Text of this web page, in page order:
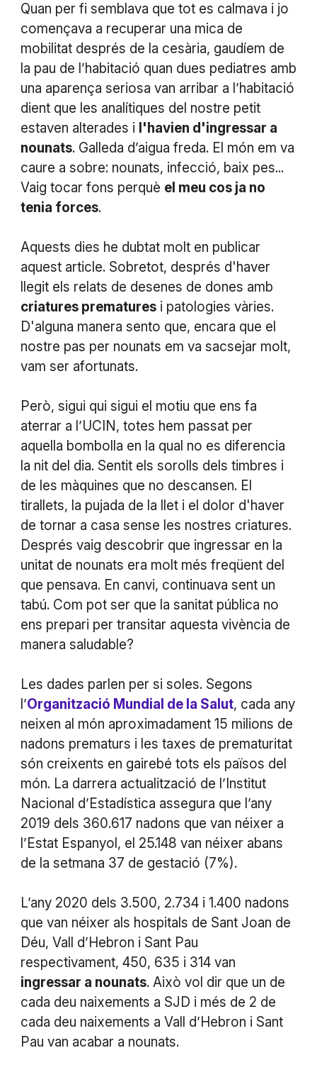
Quan per fi semblava que tot es calmava i jo
començava a recuperar una mica de
mobilitat després de la cesària, gaudíem de
la pau de l’habitació quan dues pediatres amb
una aparença seriosa van arribar a l’habitació
dient que les analítiques del nostre petit
estaven alterades i l'havien d'ingressar a
nounats. Galleda d’aigua freda. El món em va
caure a sobre: nounats, infecció, baix pes...
Vaig tocar fons perquè el meu cos ja no
tenia forces.
Aquests dies he dubtat molt en publicar
aquest article. Sobretot, després d'haver
llegit els relats de desenes de dones amb
criatures prematuresi patologies vàries.
D'alguna manera sento que, encara que el
nostre pas per nounats em va sacsejar molt,
vam ser afortunats.
Però, sigui qui sigui el motiu que ens fa
aterrar a l’UCIN, totes hem passat per
aquella bombolla en la qual no es diferencia
la nit del dia. Sentit els sorolls dels timbres i
de les màquines que no descansen. El
tirallets, la pujada de la llet i el dolor d'haver
de tornar a casa sense les nostres criatures.
Després vaig descobrir que ingressar en la
unitat de nounats era molt més freqüent del
que pensava. En canvi, continuava sent un
tabú. Com pot ser que la sanitat pública no
ens prepari per transitar aquesta vivència de
manera saludable?
Les dades parlen per si soles. Segons
l’Organització Mundial de la Salut, cada any
neixen al món aproximadament 15 milions de
nadons prematurs i les taxes de prematuritat
són creixents en gairebé tots els països del
món. La darrera actualització de l’Institut
Nacional d’Estadística assegura que l’any
2019 dels 360.617 nadons que van néixer a
l’Estat Espanyol, el 25.148 van néixer abans
de la setmana 37 de gestació (7%).
L’any 2020 dels 3.500, 2.734 i 1.400 nadons
que van néixer als hospitals de Sant Joan de
Déu, Vall d’Hebron i Sant Pau
respectivament, 450, 635 i 314 van
ingressar a nounats. Això vol dir que un de
cada deu naixements a SJD i més de 2 de
cada deu naixements a Vall d’Hebron i Sant
Pau van acabar a nounats.